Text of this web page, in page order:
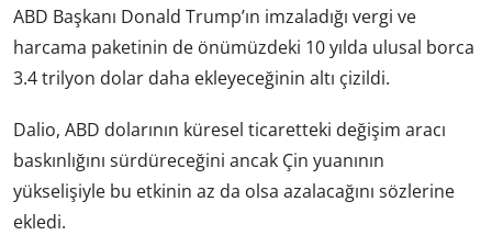
ABD Başkanı Donald Trump’ın imzaladığı vergi ve
harcama paketinin de önümüzdeki 10 yılda ulusal borca
3.4 trilyon dolar daha ekleyeceğinin altı çizildi.
Dalio, ABD dolarının küresel ticaretteki değişim aracı
baskınlığını sürdüreceğini ancak Çin yuanının
yükselişiyle bu etkinin az da olsa azalacağını sözlerine
ekledi.